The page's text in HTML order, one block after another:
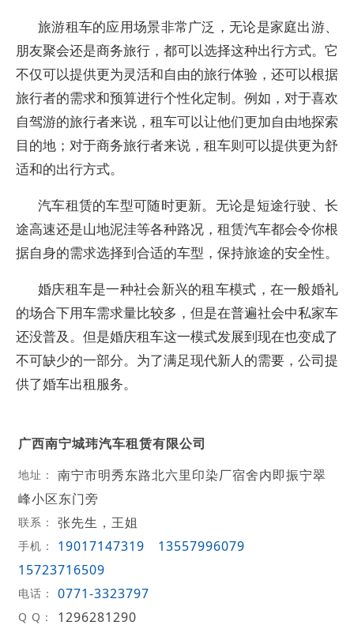
旅游租车的应用场景非常广泛，无论是家庭出游、
朋友聚会还是商务旅行，都可以选择这种出行方式。它
不仅可以提供更为灵活和自由的旅行体验，还可以根据
旅行者的需求和预算进行个性化定制。例如，对于喜欢
自驾游的旅行者来说，租车可以让他们更加自由地探索
目的地；对于商务旅行者来说，租车则可以提供更为舒
适和的出行方式。
汽车租赁的车型可随时更新。无论是短途行驶、长
途高速还是山地泥洼等各种路况，租赁汽车都会令你根
据自身的需求选择到合适的车型，保持旅途的安全性。
婚庆租车是一种社会新兴的租车模式，在一般婚礼
的场合下用车需求量比较多，但是在普遍社会中私家车
还没普及。但是婚庆租车这一模式发展到现在也变成了
不可缺少的一部分。为了满足现代新人的需要，公司提
供了婚车出租服务。
广西南宁城玮汽车租赁有限公司
地址：
南宁市明秀东路北六里印染厂宿舍内即振宁翠
峰小区东门旁
联系： 张先生，王姐
手机： 19017147319
13557996079
15723716509
电话： 0771-3323797
Q Q： 1296281290